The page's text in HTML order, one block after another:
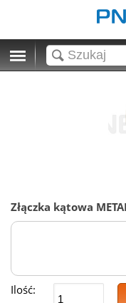
Złączka kątowa
Ilość: